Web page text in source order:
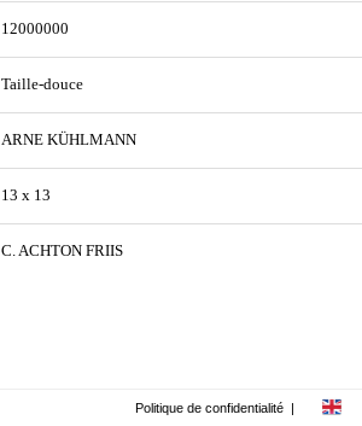
12000000
Taille-douce
ARNE KÜHLMANN
13 x 13
C. ACHTON FRIIS
Politique de confidentialité |